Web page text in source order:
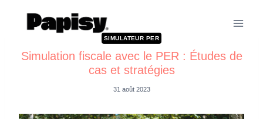
SIMULATEUR PER
Simulation fiscale avec le PER : Études de
cas et stratégies
31 août 2023